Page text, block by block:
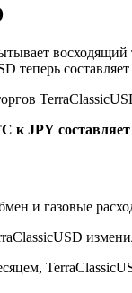
восходящий
теперь
к JPY
и газовые